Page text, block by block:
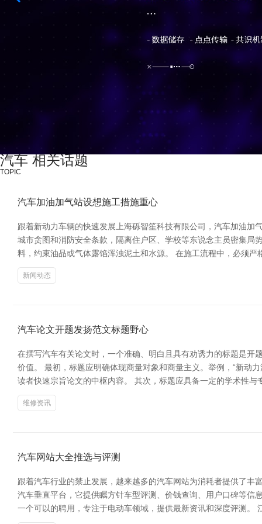
汽车 相关话题
TOPIC
汽车加油加气站设想施工措施重心
跟着新动力车辆的快速发展上海砾智笙科技有限公司，汽车加油
城市贪图和消防安全条款，隔离住户区、学校等东说念主员密集
料，约束油品或气体露馅浑浊泥土和水源。 在施工流程中，必须
新闻动态
汽车论文开题发扬范文标题野心
在撰写汽车有关论文时，一个准确、明白且具有劝诱力的标题是
价值。 最初，标题应明确体现商量对象和商量主义。举例，“新动
读者快速宗旨论文的中枢内容。 其次，标题应具备一定的学术性
维修资讯
汽车网站大全推选与评测
跟着汽车行业的禁止发展，越来越多的汽车网站为消耗者提供了
汽车垂直平台，它提供瞩方针车型评测、价钱查询、用户口碑等信
一个可以的聘用，专注于电动车领域，提供最新资讯和深度评测。